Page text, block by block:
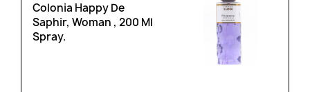
Colonia Happy De
Saphir, Woman , 200 Ml
Spray.